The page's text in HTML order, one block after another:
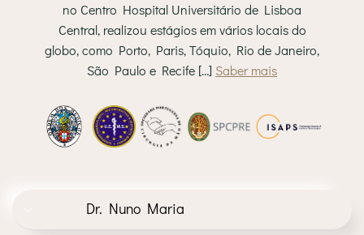
no Centro Hospital Universitário de Lisboa
Central, realizou estágios em vários locais do
globo, como Porto, Paris, Tóquio, Rio de Janeiro,
São Paulo e Recife […] Saber mais
Dr. Nuno Maria